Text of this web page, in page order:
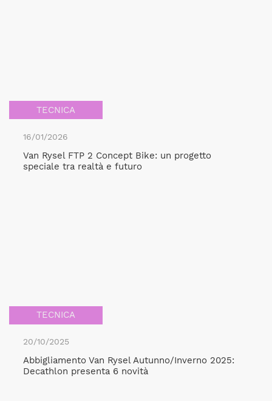
TECNICA
16/01/2026
Van Rysel FTP 2 Concept Bike: un progetto
speciale tra realtà e futuro
TECNICA
20/10/2025
Abbigliamento Van Rysel Autunno/Inverno 2025:
Decathlon presenta 6 novità